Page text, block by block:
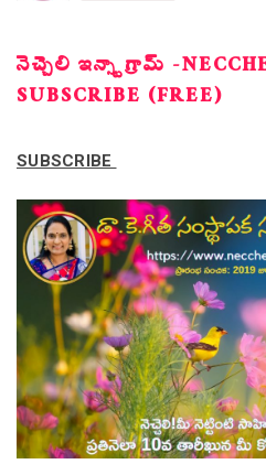
నెచ్చెలి ఇన్స్టాగ్రామ్ -
SUBSCRIBE (FREE)
SUBSCRIBE